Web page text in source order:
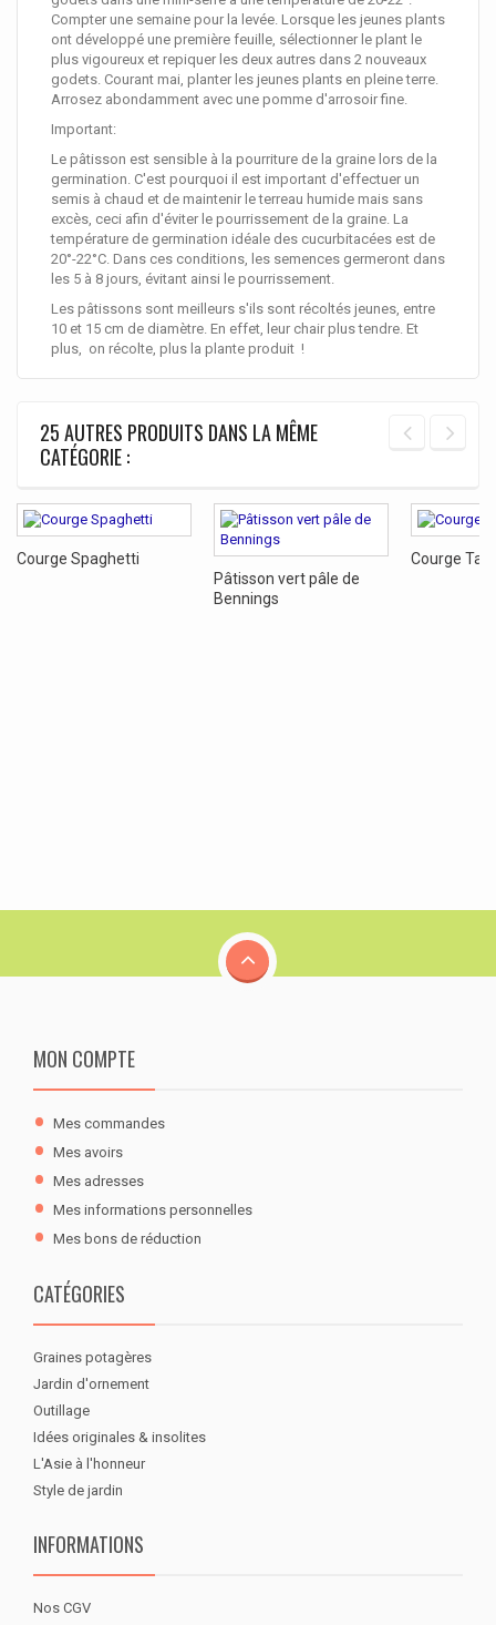
Compter une semaine pour la levée. Lorsque les jeunes plants
ont développé une première feuille, sélectionner le plant le
plus vigoureux et repiquer les deux autres dans 2 nouveaux
godets. Courant mai, planter les jeunes plants en pleine terre.
Arrosez abondamment avec une pomme d'arrosoir fine.
Important:
Le pâtisson est sensible à la pourriture de la graine lors de la
germination. C'est pourquoi il est important d'effectuer un
semis à chaud et de maintenir le terreau humide mais sans
excès, ceci afin d'éviter le pourrissement de la graine. La
température de germination idéale des cucurbitacées est de
20°-22°C. Dans ces conditions, les semences germeront dans
les 5 à 8 jours, évitant ainsi le pourrissement.
Les pâtissons sont meilleurs s'ils sont récoltés jeunes, entre
10 et 15 cm de diamètre. En effet, leur chair plus tendre. Et
plus, on récolte, plus la plante produit !
25 AUTRES PRODUITS DANS LA MÊME
CATÉGORIE :
Courge Spaghetti
Pâtisson vert pâle de
Bennings
Courge
MON COMPTE
Mes commandes
Mes avoirs
Mes adresses
Mes informations personnelles
Mes bons de réduction
CATÉGORIES
Graines potagères
Jardin d'ornement
Outillage
Idées originales & insolites
L'Asie à l'honneur
Style de jardin
INFORMATIONS
Nos CGV